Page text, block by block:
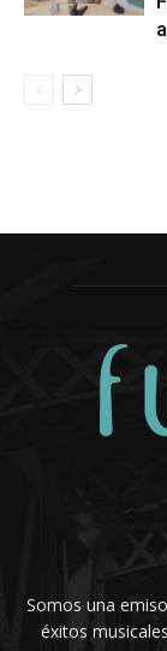
Somos una
éxitos